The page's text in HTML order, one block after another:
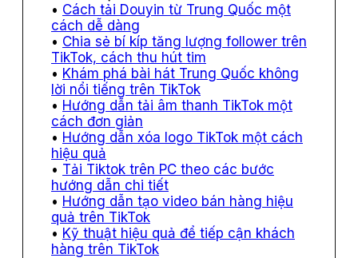
Cách tải Douyin từ Trung Quốc một
cách dễ dàng
Chia sẻ bí kíp tăng lượng follower trên
TikTok, cách thu hút tim
Khám phá bài hát Trung Quốc không
lời nổi tiếng trên TikTok
Hướng dẫn tải âm thanh TikTok một
cách đơn giản
Hướng dẫn xóa logo TikTok một cách
hiệu quả
Tải Tiktok trên PC theo các bước
hướng dẫn chi tiết
Hướng dẫn tạo video bán hàng hiệu
quả trên TikTok
Kỹ thuật hiệu quả để tiếp cận khách
hàng trên TikTok